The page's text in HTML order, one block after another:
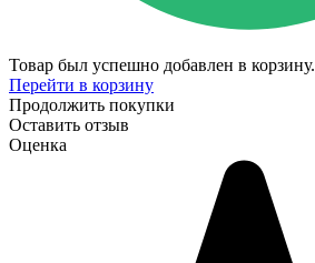
Товар был успешно добавлен в корзину.
Перейти в корзину
Продолжить покупки
Оставить отзыв
Оценка